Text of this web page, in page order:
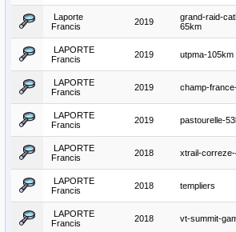
Laporte
Francis
2019
grand-raid-
65km
LAPORTE
Francis
2019 utpma-105km
LAPORTE
Francis
2019 champ-
LAPORTE
Francis
2019 pastourelle-
LAPORTE
Francis
2018 xtrail-
LAPORTE
Francis
2018 templiers
LAPORTE
Francis
2018 vt-summit-